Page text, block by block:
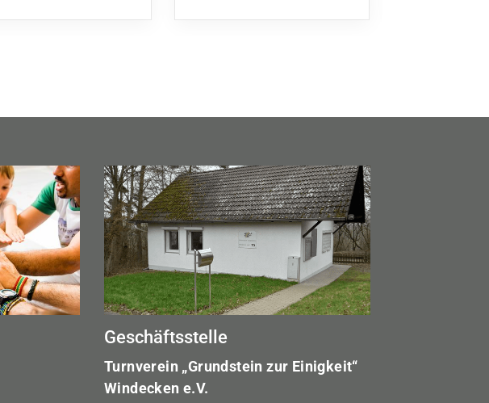
Geschäftsstelle
Turnverein „Grundstein zur Einigkeit“
Windecken e.V.